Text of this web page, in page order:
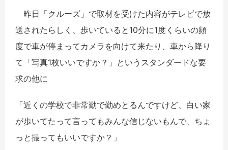
昨日「クルーズ」で取材を受けた内容がテレビで放
送されたらしく、歩いていると10分に1度くらいの頻
度で車が停まってカメラを向けて来たり、車から降り
て「写真1枚いいですか？」というスタンダードな要
求の他に
「近くの学校で非常勤で勤めとるんですけど、白い家
が歩いてたって言ってもみんな信じないもんで、ちょ
っと撮ってもいいですか？」